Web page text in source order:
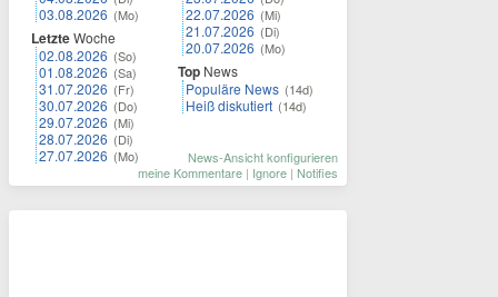
03.08.2026 (Mo)
LetzteWoche
02.08.2026 (So)
01.08.2026 (Sa)
31.07.2026 (Fr)
30.07.2026 (Do)
29.07.2026 (Mi)
28.07.2026 (Di)
27.07.2026 (Mo)
22.07.2026 (Mi)
21.07.2026 (Di)
20.07.2026 (Mo)
Top News
Populäre News (14d)
Heiß diskutiert (14d)
News-Ansicht konfigurieren
meine Kommentare | Ignore | Notifies